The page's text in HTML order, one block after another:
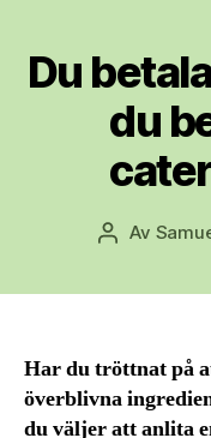
Du
du
Av
Har du tröttnat på
överblivna
du väljer att anlita